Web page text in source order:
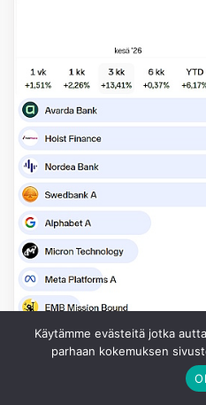
Käytämme evästeitä jotka
parhaan kokemuksen